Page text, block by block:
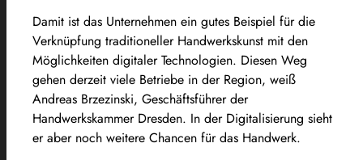
Damit ist das Unternehmen ein gutes Beispiel für die
Verknüpfung traditioneller Handwerkskunst mit den
Möglichkeiten digitaler Technologien. Diesen Weg
gehen derzeit viele Betriebe in der Region, weiß
Andreas Brzezinski, Geschäftsführer der
Handwerkskammer Dresden. In der Digitalisierung sieht
er aber noch weitere Chancen für das Handwerk.